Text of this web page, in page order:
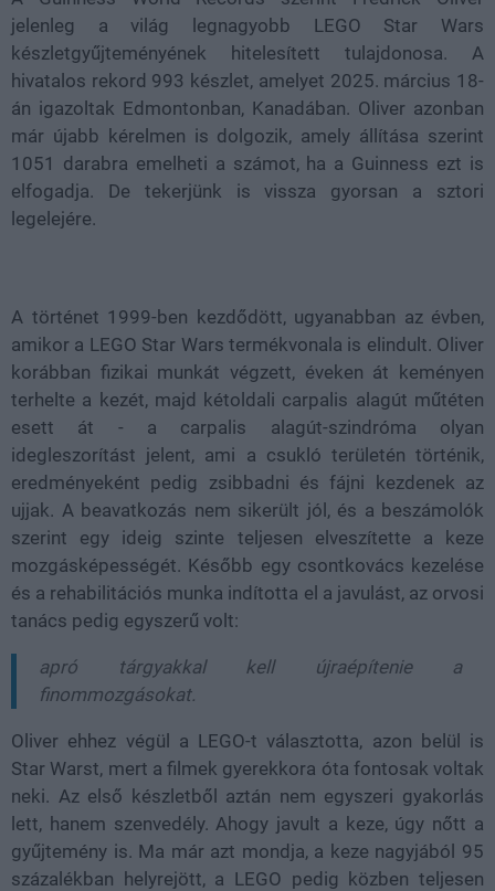
jelenleg a világ legnagyobb LEGO Star Wars
készletgyűjteményének hitelesített tulajdonosa. A
hivatalos rekord 993 készlet, amelyet 2025. március 18-
án igazoltak Edmontonban, Kanadában. Oliver azonban
már újabb kérelmen is dolgozik, amely állítása szerint
1051 darabra emelheti a számot, ha a Guinness ezt is
elfogadja. De tekerjünk is vissza gyorsan a sztori
legelejére.
A történet 1999-ben kezdődött, ugyanabban az évben,
amikor a LEGO Star Wars termékvonala is elindult. Oliver
korábban fizikai munkát végzett, éveken át keményen
terhelte a kezét, majd kétoldali carpalis alagút műtéten
esett át - a carpalis alagút-szindróma olyan
idegleszorítást jelent, ami a csukló területén történik,
eredményeként pedig zsibbadni és fájni kezdenek az
ujjak. A beavatkozás nem sikerült jól, és a beszámolók
szerint egy ideig szinte teljesen elveszítette a keze
mozgásképességét. Később egy csontkovács kezelése
és a rehabilitációs munka indította el a javulást, az orvosi
tanács pedig egyszerű volt:
apró tárgyakkal kell újraépítenie a
finommozgásokat.
Oliver ehhez végül a LEGO-t választotta, azon belül is
Star Warst, mert a filmek gyerekkora óta fontosak voltak
neki. Az első készletből aztán nem egyszeri gyakorlás
lett, hanem szenvedély. Ahogy javult a keze, úgy nőtt a
gyűjtemény is. Ma már azt mondja, a keze nagyjából 95
százalékban helyrejött, a LEGO pedig közben teljesen